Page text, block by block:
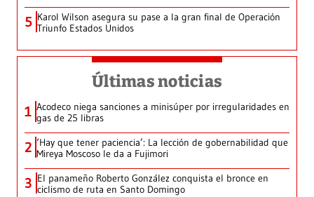
5 Karol Wilson asegura su pase a la gran final de Operación
Triunfo Estados Unidos
Últimas noticias
1 Acodeco niega sanciones a minisúper por irregularidades en
gas de 25 libras
2 ‘Hay que tener paciencia’: La lección de gobernabilidad que
Mireya Moscoso le da a Fujimori
3 El panameño Roberto González conquista el bronce en
ciclismo de ruta en Santo Domingo